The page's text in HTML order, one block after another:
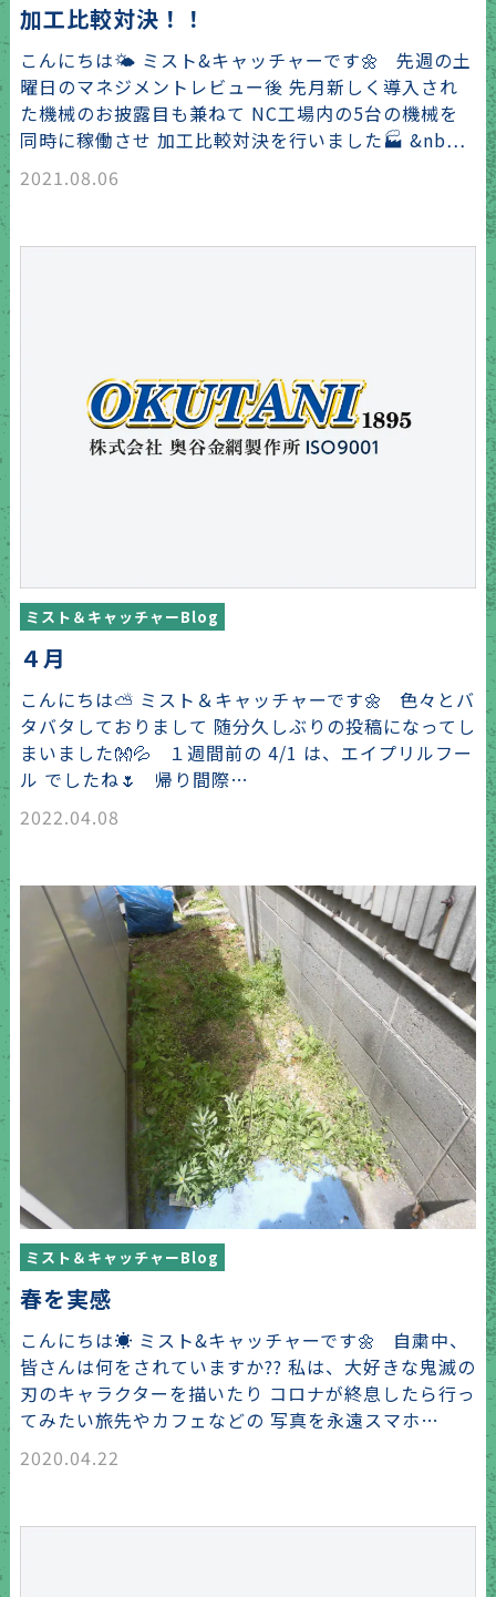
加工比較対決！！
こんにちは🌤 ミスト&キャッチャーです🌼 先週の土
曜日のマネジメントレビュー後 先月新しく導入され
た機械のお披露目も兼ねて NC工場内の5台の機械を
同時に稼働させ 加工比較対決を行いました🏭 &nb…
2021.08.06
ミスト＆キャッチャーBlog
４月
こんにちは⛅ ミスト＆キャッチャーです🌼 色々とバ
タバタしておりまして 随分久しぶりの投稿になってし
まいました👐💦 １週間前の 4/1 は、エイプリルフー
ル でしたね🌷 帰り間際…
2022.04.08
ミスト＆キャッチャーBlog
春を実感
こんにちは☀️ ミスト&キャッチャーです🌼 自粛中、
皆さんは何をされていますか?? 私は、大好きな鬼滅の
刃のキャラクターを描いたり コロナが終息したら行っ
てみたい旅先やカフェなどの 写真を永遠スマホ…
2020.04.22